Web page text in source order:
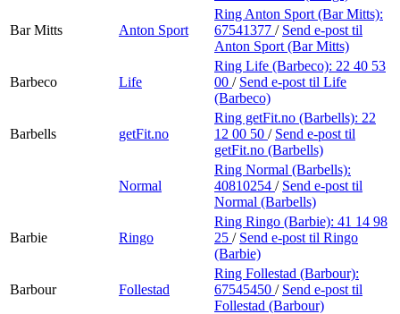
Bar Mitts Anton Sport
Ring Anton Sport (Bar Mitts):
67541377 / Send e-post til
Anton Sport (Bar Mitts)
Barbeco Life
Ring Life (Barbeco): 22 40 53
00 / Send e-post til Life
(Barbeco)
Barbells getFit.no
Ring getFit.no (Barbells): 22
12 00 50 / Send e-post til
getFit.no (Barbells)
Normal
Ring Normal (Barbells):
40810254 / Send e-post til
Normal (Barbells)
Barbie Ringo
Ring Ringo (Barbie): 41 14 98
25 / Send e-post til Ringo
(Barbie)
Barbour Follestad
Ring Follestad (Barbour):
67545450 / Send e-post til
Follestad (Barbour)